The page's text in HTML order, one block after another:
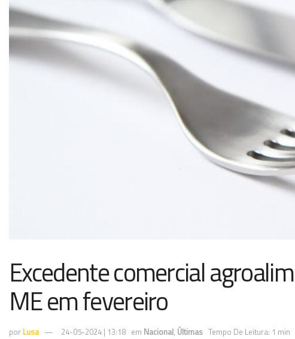
Excedente comercial
ME em fevereiro
por Lusa 24-05-2024 | 13:18 em Nacional, Últimas Tempo De Leitura: 1 min